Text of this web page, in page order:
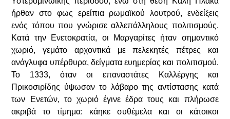
ήρθαν στο φως ερείπια ρωμαϊκού λουτρού, ενδείξεις
ενός τόπου που γνώρισε αλλεπάλληλους πολιτισμούς.
Κατά την Ενετοκρατία, οι Μαργαρίτες ήταν σημαντικό
χωριό, γεμάτο αρχοντικά με πελεκητές πέτρες και
ανάγλυφα υπέρθυρα, δείγματα ευημερίας και πολιτισμού.
Το 1333, όταν οι επαναστάτες Καλλέργης και
Πρικοσιρίδης ύψωσαν το λάβαρο της αντίστασης κατά
των Ενετών, το χωριό έγινε έδρα τους και πλήρωσε
ακριβά το τίμημα: κάηκε συθέμελα και οι κάτοικοι